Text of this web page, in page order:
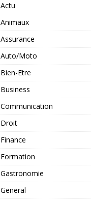
Actu
Animaux
Assurance
Auto/Moto
Bien-Etre
Business
Communication
Droit
Finance
Formation
Gastronomie
General